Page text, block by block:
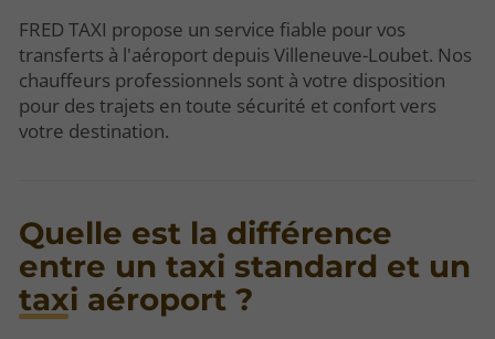
FRED TAXI propose un service fiable pour vos
transferts à l'aéroport depuis Villeneuve-Loubet. Nos
chauffeurs professionnels sont à votre disposition
pour des trajets en toute sécurité et confort vers
votre destination.
Quelle est la différence
entre un taxi standard et un
taxi aéroport ?